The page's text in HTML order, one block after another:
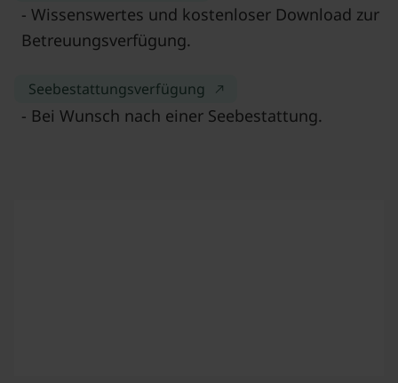
- Wissenswertes und kostenloser Download zur
Betreuungsverfügung.
Seebestattungsverfügung
- Bei Wunsch nach einer Seebestattung.